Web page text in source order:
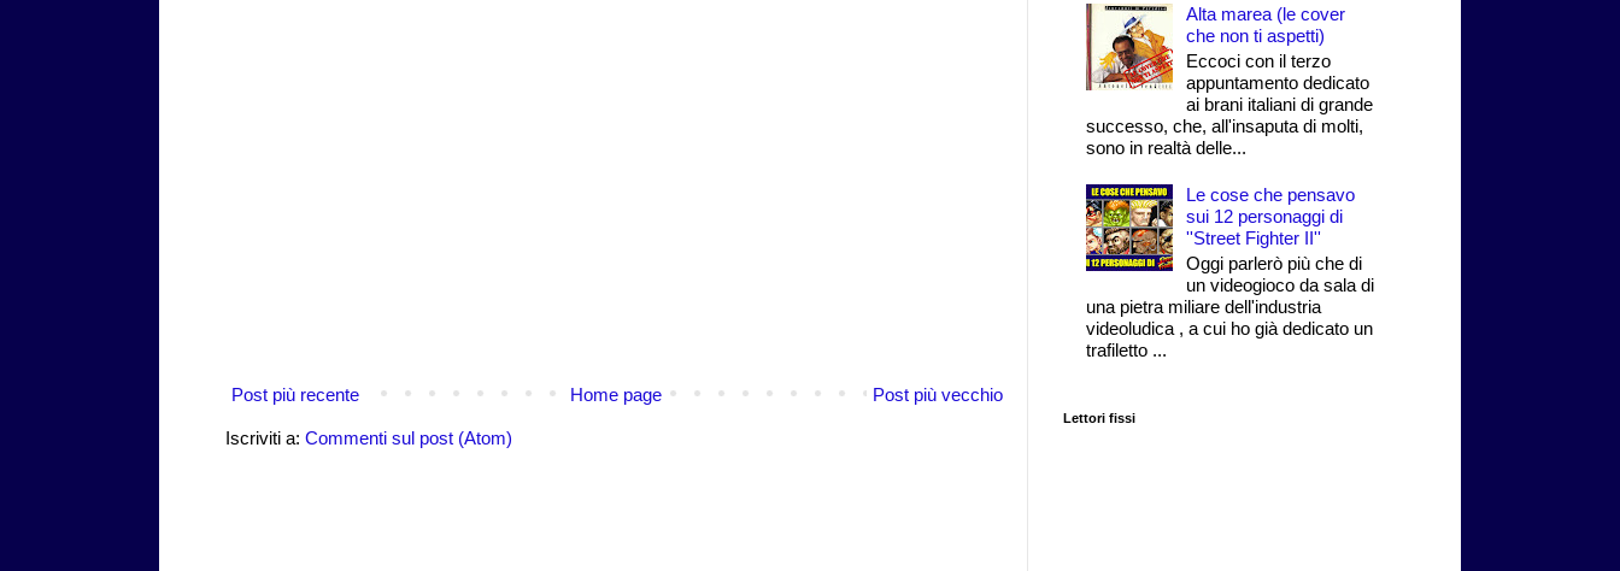
Post più recente Post più vecchio
Home page
Iscriviti a: Commenti sul post (Atom)
Alta marea (le cover
che non ti aspetti)
Eccoci con il terzo
appuntamento dedicato
ai brani italiani di grande
successo, che, all'insaputa di molti,
sono in realtà delle...
Le cose che pensavo
sui 12 personaggi di
''Street Fighter II''
Oggi parlerò più che di
un videogioco da sala di
una pietra miliare dell'industria
videoludica , a cui ho già dedicato un
trafiletto ...
Lettori fissi